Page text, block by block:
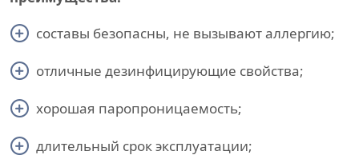
составы безопасны, не вызывают аллергию;
отличные дезинфицирующие свойства;
хорошая паропроницаемость;
длительный срок эксплуатации;